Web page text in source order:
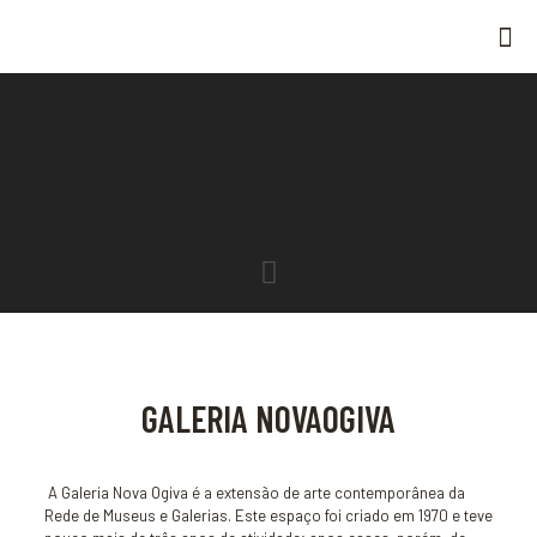
GALERIA NOVAOGIVA
A Galeria Nova Ogiva é a extensão de arte contemporânea da
Rede de Museus e Galerias. Este espaço foi criado em 1970 e teve